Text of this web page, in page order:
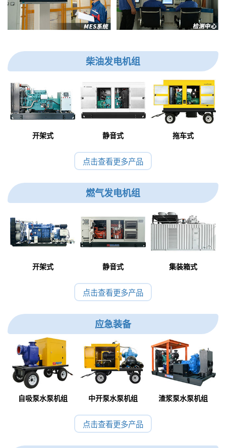
柴油发电机组
开架式 静音式 拖车式
点击查看更多产品
燃气发电机组
开架式 静音式 集装箱式
点击查看更多产品
应急装备
自吸泵水泵机组 中开泵水泵机组 渣浆泵水泵机组
点击查看更多产品